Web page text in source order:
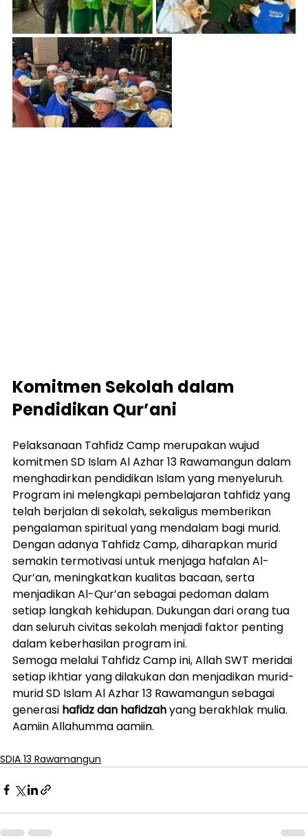
Komitmen Sekolah dalam
Pendidikan Qur’ani
Pelaksanaan Tahfidz Camp merupakan wujud
komitmen SD Islam Al Azhar 13 Rawamangun dalam
menghadirkan pendidikan Islam yang menyeluruh.
Program ini melengkapi pembelajaran tahfidz yang
telah berjalan di sekolah, sekaligus memberikan
pengalaman spiritual yang mendalam bagi murid.
Dengan adanya Tahfidz Camp, diharapkan murid
semakin termotivasi untuk menjaga hafalan Al-
Qur’an, meningkatkan kualitas bacaan, serta
menjadikan Al-Qur’an sebagai pedoman dalam
setiap langkah kehidupan. Dukungan dari orang tua
dan seluruh civitas sekolah menjadi faktor penting
dalam keberhasilan program ini.
Semoga melalui Tahfidz Camp ini, Allah SWT meridai
setiap ikhtiar yang dilakukan dan menjadikan murid-
murid SD Islam Al Azhar 13 Rawamangun sebagai
generasi hafidz dan hafidzah yang berakhlak mulia.
Aamiin Allahumma aamiin.
SDIA 13 Rawamangun